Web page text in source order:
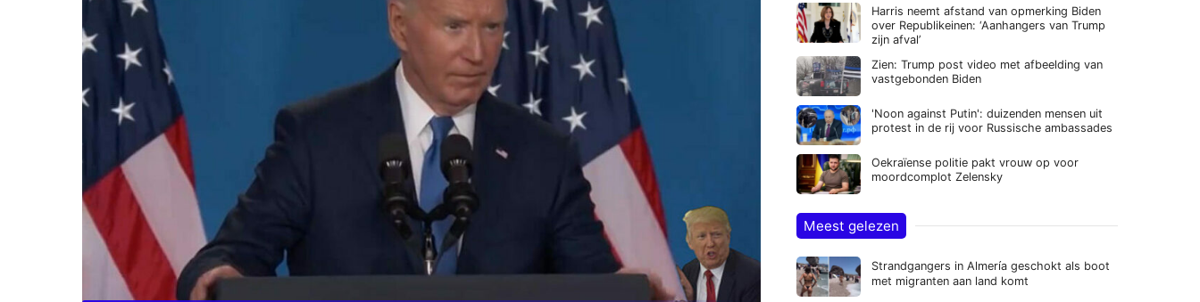
Harris neemt afstand van opmerking Biden
over Republikeinen: ‘Aanhangers van Trump
zijn afval’
Zien: Trump post video met afbeelding van
vastgebonden Biden
'Noon against Putin': duizenden mensen uit
protest in de rij voor Russische ambassades
Oekraïense politie pakt vrouw op voor
moordcomplot Zelensky
Meest gelezen
Strandgangers in Almería geschokt als boot
met migranten aan land komt